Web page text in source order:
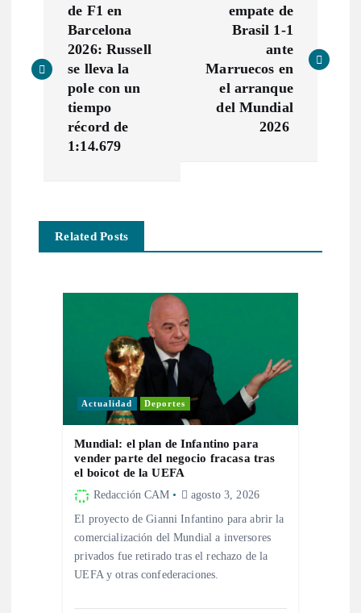
v
c
de F1 en
Barcelona
2026: Russell
se lleva la
pole con un
tiempo
récord de
1:14.679
empate de
Brasil 1-1
ante
Marruecos en
el arranque
del Mundial
2026
Related Posts
Actualidad Deportes
Mundial: el plan de Infantino para
vender parte del negocio fracasa tras
el boicot de la UEFA
Redacción CAM agosto 3, 2026
El proyecto de Gianni Infantino para abrir la
comercialización del Mundial a inversores
privados fue retirado tras el rechazo de la
UEFA y otras confederaciones.